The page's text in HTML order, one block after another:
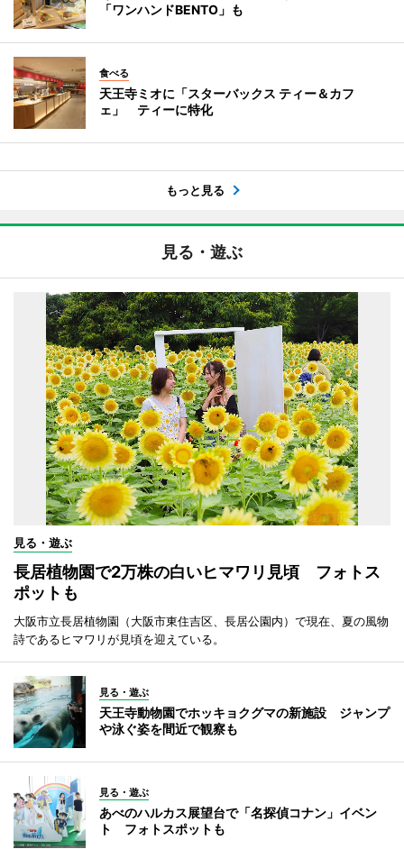
「ワンハンドBENTO」も
食べる
天王寺ミオに「スターバックス ティー＆カフ
ェ」 ティーに特化
もっと見る
見る・遊ぶ
見る・遊ぶ
長居植物園で2万株の白いヒマワリ見頃 フォトス
ポットも
大阪市立長居植物園（大阪市東住吉区、長居公園内）で現在、夏の風物
詩であるヒマワリが見頃を迎えている。
見る・遊ぶ
天王寺動物園でホッキョクグマの新施設 ジャンプ
や泳ぐ姿を間近で観察も
見る・遊ぶ
あべのハルカス展望台で「名探偵コナン」イベン
ト フォトスポットも